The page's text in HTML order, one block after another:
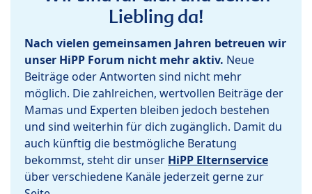
Liebling da!
Nach vielen gemeinsamen Jahren betreuen wir
unser HiPP Forum nicht mehr aktiv. Neue
Beiträge oder Antworten sind nicht mehr
möglich. Die zahlreichen, wertvollen Beiträge der
Mamas und Experten bleiben jedoch bestehen
und sind weiterhin für dich zugänglich. Damit du
auch künftig die bestmögliche Beratung
bekommst, steht dir unser HiPP Elternservice
über verschiedene Kanäle jederzeit gerne zur